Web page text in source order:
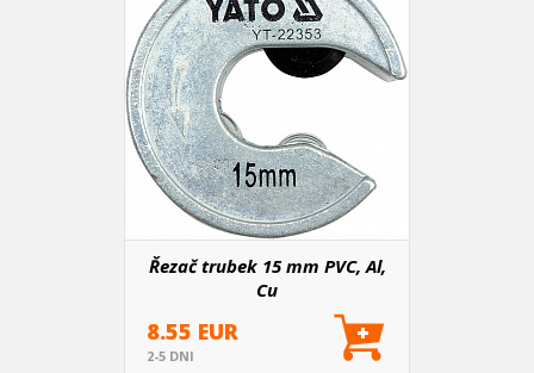
Řezač trubek 15 mm PVC, Al,
Cu
8.55 EUR
2-5 DNI